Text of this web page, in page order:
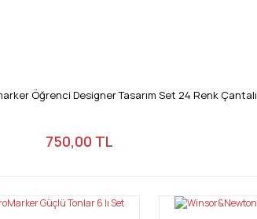
Öğrenci Designer Tasarım Set 24 Renk Çantalı
750,00 TL